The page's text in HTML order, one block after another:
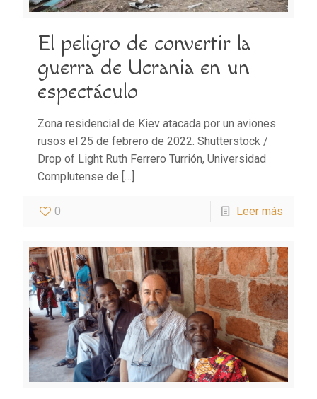
El peligro de convertir la
guerra de Ucrania en un
espectáculo
Zona residencial de Kiev atacada por un aviones
rusos el 25 de febrero de 2022. Shutterstock /
Drop of Light Ruth Ferrero Turrión, Universidad
Complutense de […]
0 Leer más